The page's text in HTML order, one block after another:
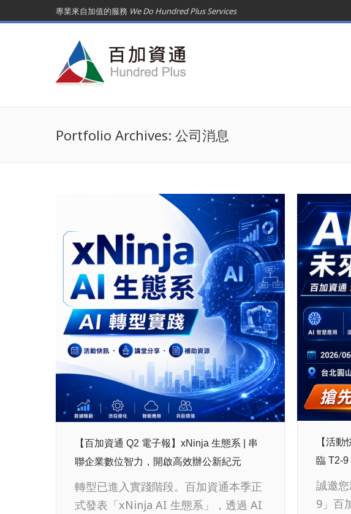
專業來自加值的服務 We Do Hundred Plus Services
Portfolio Archives: 公司消息
【百加資通 Q2 電子報】xNinja 生態系 | 串
聯企業數位智力，開啟高效辦公新紀元
轉型已進入實踐階段。百加資通本季正
式發表「xNinja AI 生態系」，透過 AI
【活
臨 T2-9
誠邀
9」百